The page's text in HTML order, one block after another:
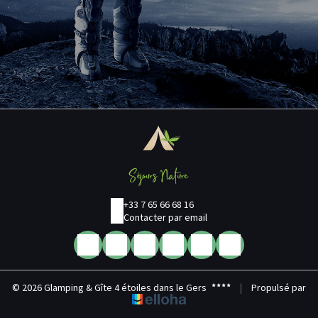
+33 7 65 66 68 16
Contacter par email
© 2026 Glamping & Gîte 4 étoiles dans le Gers | Propulsé par